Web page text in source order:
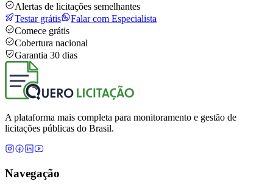
Alertas de licitações semelhantes
Testar grátis
Falar com Especialista
Comece grátis
Cobertura nacional
Garantia 30 dias
A plataforma mais completa para monitoramento e gestão de
licitações públicas do Brasil.
Navegação